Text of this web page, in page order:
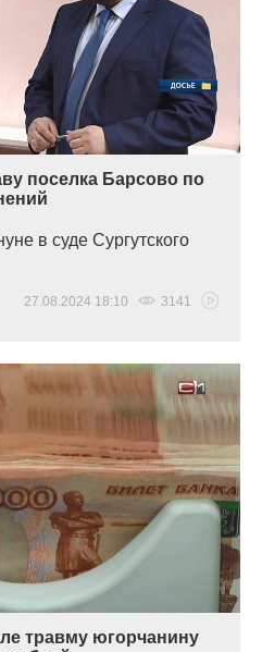
поселка Барсово по
в суде Сургутского
27.08.2024 18:10 3141
травму югорчанину